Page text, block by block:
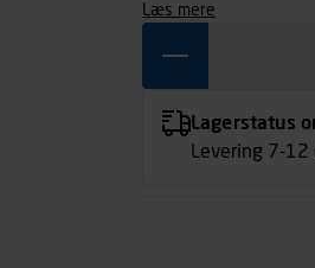
læs mere
Lagerstatus
Levering 7-12